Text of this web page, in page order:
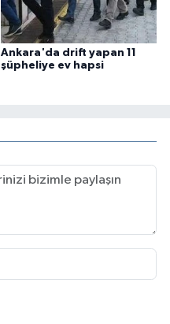
Ankara'da drift yapan 11
şüpheliye ev hapsi